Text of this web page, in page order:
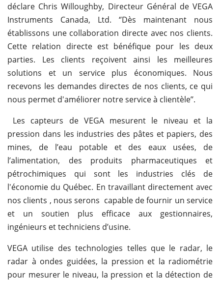
déclare Chris Willoughby, Directeur Général de VEGA
Instruments Canada, Ltd. ‘’Dès maintenant nous
établissons une collaboration directe avec nos clients.
Cette relation directe est bénéfique pour les deux
parties. Les clients reçoivent ainsi les meilleures
solutions et un service plus économiques. Nous
recevons les demandes directes de nos clients, ce qui
nous permet d'améliorer notre service à clientèle’’.
Les capteurs de VEGA mesurent le niveau et la
pression dans les industries des pâtes et papiers, des
mines, de l’eau potable et des eaux usées, de
l’alimentation, des produits pharmaceutiques et
pétrochimiques qui sont les industries clés de
l'économie du Québec. En travaillant directement avec
nos clients , nous serons capable de fournir un service
et un soutien plus efficace aux gestionnaires,
ingénieurs et techniciens d’usine.
VEGA utilise des technologies telles que le radar, le
radar à ondes guidées, la pression et la radiométrie
pour mesurer le niveau, la pression et la détection de